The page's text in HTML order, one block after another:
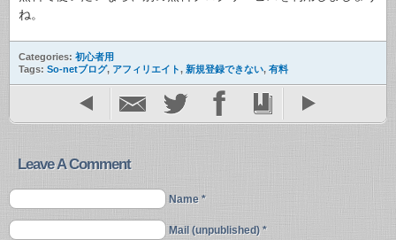
ね。
Categories: 初心者用
Tags: So-netブログ, アフィリエイト, 新規登録できない, 有料
Leave A Comment
Name *
Mail (unpublished) *